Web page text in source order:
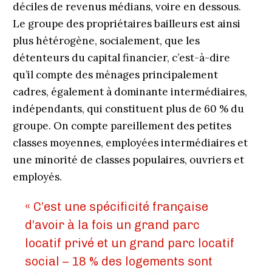
déciles de revenus médians, voire en dessous.
Le groupe des propriétaires bailleurs est ainsi
plus hétérogène, socialement, que les
détenteurs du capital financier, c’est-à-dire
qu’il compte des ménages principalement
cadres, également à dominante intermédiaires,
indépendants, qui constituent plus de 60 % du
groupe. On compte pareillement des petites
classes moyennes, employées intermédiaires et
une minorité de classes populaires, ouvriers et
employés.
« C’est une spécificité française
d’avoir à la fois un grand parc
locatif privé et un grand parc locatif
social – 18 % des logements sont